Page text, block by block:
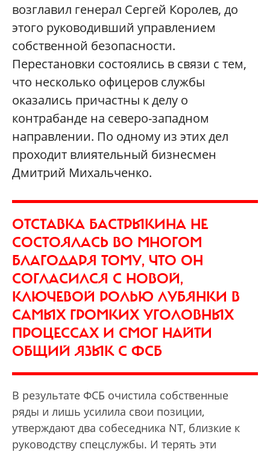
возглавил генерал Сергей Королев, до
этого руководивший управлением
собственной безопасности.
Перестановки состоялись в связи с тем,
что несколько офицеров службы
оказались причастны к делу о
контрабанде на северо-западном
направлении. По одному из этих дел
проходит влиятельный бизнесмен
Дмитрий Михальченко.
ОТСТАВКА БАСТРЫКИНА НЕ
СОСТОЯЛАСЬ ВО МНОГОМ
БЛАГОДАРЯ ТОМУ, ЧТО ОН
СОГЛАСИЛСЯ С НОВОЙ,
КЛЮЧЕВОЙ РОЛЬЮ ЛУБЯНКИ В
САМЫХ ГРОМКИХ УГОЛОВНЫХ
ПРОЦЕССАХ И СМОГ НАЙТИ
ОБЩИЙ ЯЗЫК С ФСБ
В результате ФСБ очистила собственные
ряды и лишь усилила свои позиции,
утверждают два собеседника NT, близкие к
руководству спецслужбы. И терять эти